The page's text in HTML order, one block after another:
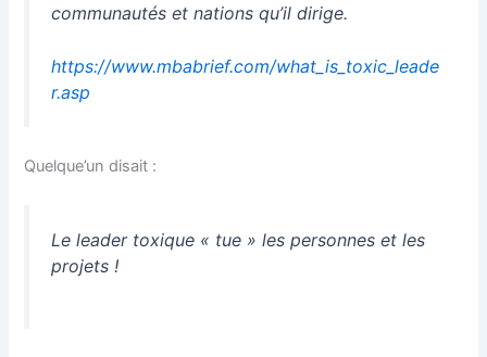
communautés et nations qu’il dirige.
https://www.mbabrief.com/what_is_toxic_leade
r.asp
Quelque’un disait :
Le leader toxique « tue » les personnes et les
projets !